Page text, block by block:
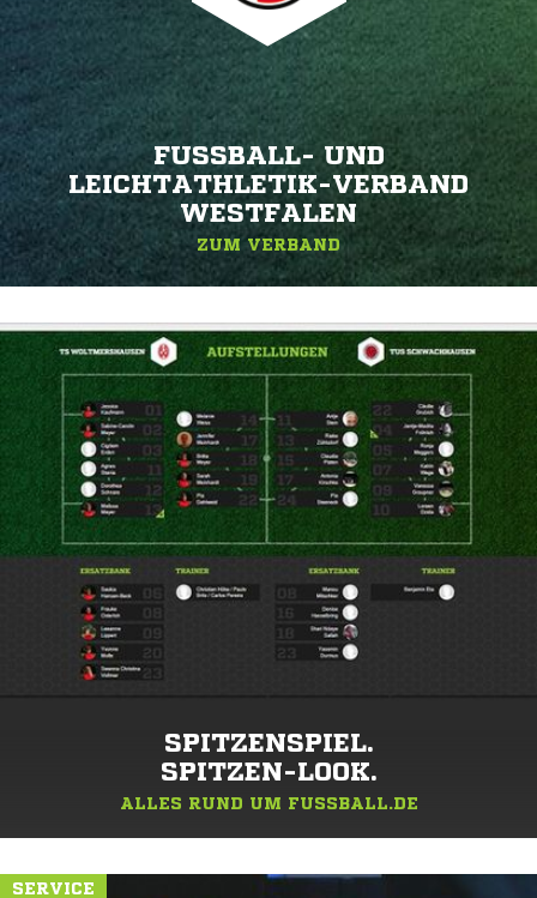
FUSSBALL- UND L
EICHTATHLETIK-VERBAND W
ESTFALEN
ZUM VERBAND
SPITZENSPIEL.
SPITZEN-LOOK.
ALLES RUND UM FUSSBALL.DE
SERVICE